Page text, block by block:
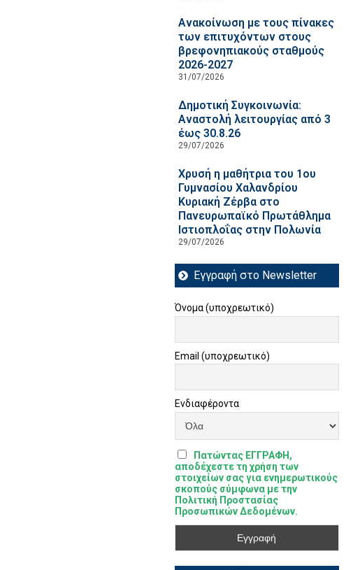
Ανακοίνωση με τους πίνακες
των επιτυχόντων στους
βρεφονηπιακούς σταθμούς
2026-2027
31/07/2026
Δημοτική Συγκοινωνία:
Αναστολή λειτουργίας από 3
έως 30.8.26
29/07/2026
Χρυσή η μαθήτρια του 1ου
Γυμνασίου Χαλανδρίου
Κυριακή Ζέρβα στο
Πανευρωπαϊκό Πρωτάθλημα
Ιστιοπλοΐας στην Πολωνία
29/07/2026
Εγγραφή στο Newsletter
Όνομα (υποχρεωτικό)
Email (υποχρεωτικό)
Ενδιαφέροντα
Πατώντας ΕΓΓΡΑΦΗ,
αποδέχεστε τη χρήση των
στοιχείων σας για ενημερωτικούς
σκοπούς σύμφωνα με την
Πολιτική Προστασίας
Προσωπικών Δεδομένων.